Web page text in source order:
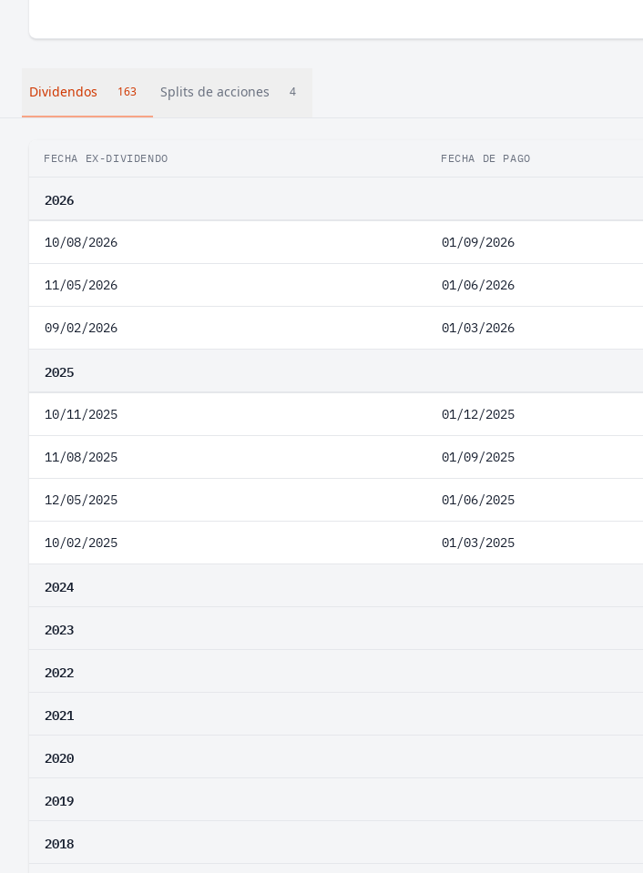
Dividendos 163 Splits de acciones 4
FECHA EX-DIVIDENDO FECHA DE PAGO
2026
10/08/2026 01/09/2026
11/05/2026 01/06/2026
09/02/2026 01/03/2026
2025
10/11/2025 01/12/2025
11/08/2025 01/09/2025
12/05/2025 01/06/2025
10/02/2025 01/03/2025
2024
2023
2022
2021
2020
2019
2018